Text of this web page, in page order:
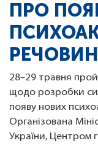
ПРО
РЕЧОВИН
28–29 травня
щодо розробки
появу нових
Організована
України, Центром